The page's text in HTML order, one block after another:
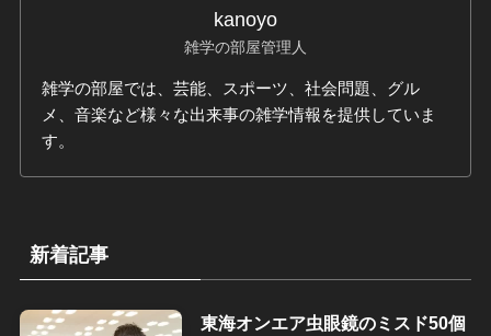
kanoyo
雑学の部屋管理人
雑学の部屋では、芸能、スポーツ、社会問題、グル
メ、音楽など様々な出来事の雑学情報を提供していま
す。
新着記事
東海オンエア虫眼鏡のミスド50個